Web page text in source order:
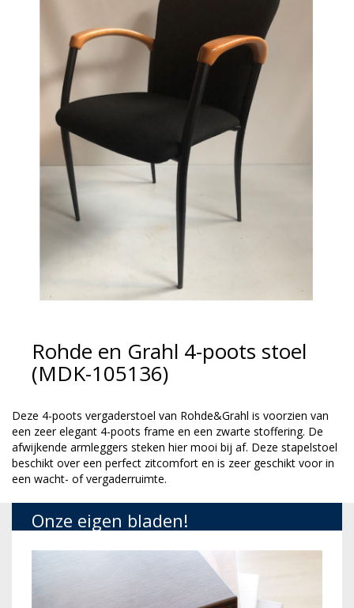
Rohde en Grahl 4-poots stoel
(MDK-105136)
Deze 4-poots vergaderstoel van Rohde&Grahl is voorzien van
een zeer elegant 4-poots frame en een zwarte stoffering. De
afwijkende armleggers steken hier mooi bij af. Deze stapelstoel
beschikt over een perfect zitcomfort en is zeer geschikt voor in
een wacht- of vergaderruimte.
Onze eigen bladen!